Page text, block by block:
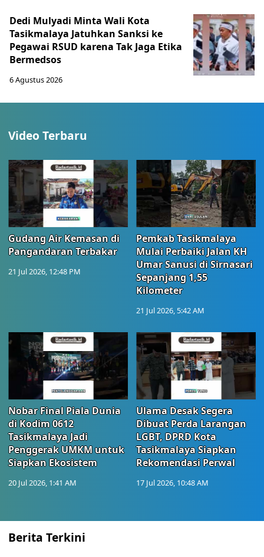
Dedi Mulyadi Minta Wali Kota
Tasikmalaya Jatuhkan Sanksi ke
Pegawai RSUD karena Tak Jaga Etika
Bermedsos
6 Agustus 2026
Video Terbaru
Gudang Air Kemasan di
Pangandaran Terbakar
21 Jul 2026, 12:48 PM
Pemkab Tasikmalaya
Mulai Perbaiki Jalan KH
Umar Sanusi di Sirnasari
Sepanjang 1,55
Kilometer
21 Jul 2026, 5:42 AM
Nobar Final Piala Dunia
di Kodim 0612
Tasikmalaya Jadi
Penggerak UMKM untuk
Siapkan Ekosistem
20 Jul 2026, 1:41 AM
Ulama Desak Segera
Dibuat Perda Larangan
LGBT, DPRD Kota
Tasikmalaya Siapkan
Rekomendasi Perwal
17 Jul 2026, 10:48 AM
Berita Terkini